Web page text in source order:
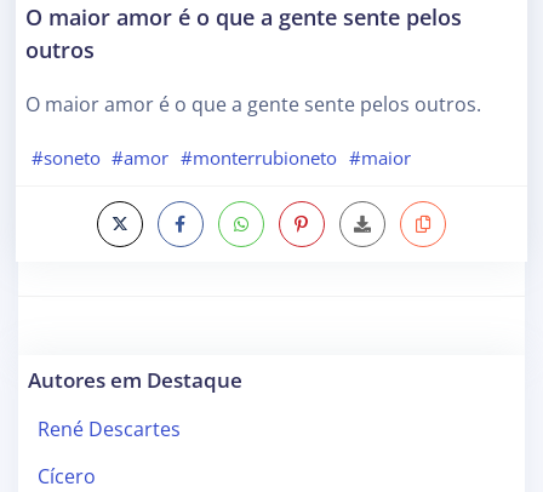
O maior amor é o que a gente sente pelos
outros
O maior amor é o que a gente sente pelos outros.
#soneto #amor #monterrubioneto #maior
Autores em Destaque
René Descartes
Cícero